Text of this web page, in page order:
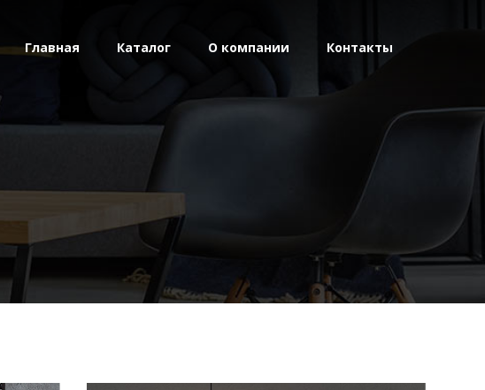
Главная Каталог О компании Контакты